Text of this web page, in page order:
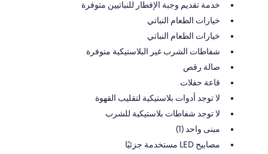
خدمة تقديم وجبة الإفطار للنباتيين متوفرة
خيارات الطعام النباتي
خيارات الطعام النباتي
شفاطات الشرب غير البلاستيكية متوفرة
صالة رقص
قاعة حفلات
لا توجد أدوات بلاستيكية لتقليب القهوة
لا توجد شفاطات بلاستيكية للشرب
مبنى واحد (1)
مصابيح LED مستخدمة جزئيًا